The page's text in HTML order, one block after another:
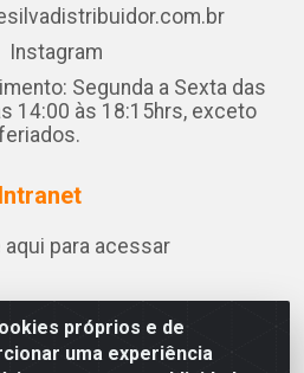
próprios e de
uma experiência
Instagram
Segunda a Sexta das
14:00 às 18:15hrs, exceto
Intranet
aqui para acessar
Jose de Souza Leite, 265 -
Flores/AL - CEP 57.442-000 -